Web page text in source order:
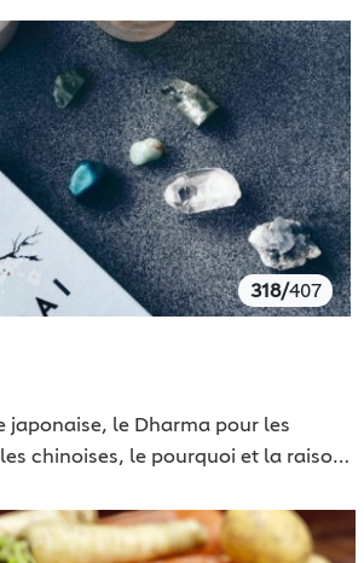
318/407
japonaise, le Dharma pour les
chinoises, le pourquoi et la raison